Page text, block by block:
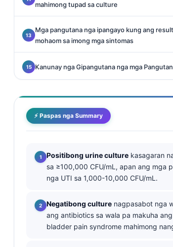
mahimong tupad sa culture
Mga pangutana nga ipangayo kung ang
mohaom sa imong mga sintomas
Kanunay nga Gipangutana nga mga
⚡ Paspas nga Summary
Positibong urine culture kasagaran
sa ≥100,000 CFU/mL, apan ang mga
nga UTI sa 1,000-10,000 CFU/mL.
Negatibong culture nagpasabot nga
ang antibiotics sa wala pa makuha
bladder pain syndrome mahimong